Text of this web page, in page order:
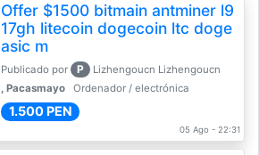
Offer $1500 bitmain antminer l9
17gh litecoin dogecoin ltc doge
asic m
Publicado por P
Lizhengoucn Lizhengoucn
, Pacasmayo
Ordenador / electrónica
1.500 PEN
05 Ago - 22:31